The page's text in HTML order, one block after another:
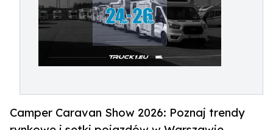
Camper Caravan Show 2026: Poznaj trendy